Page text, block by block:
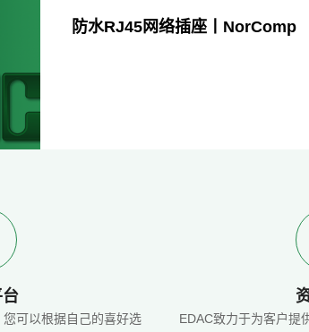
防水RJ45网络插座丨NorComp
可以根据自己的喜好选
EDAC致力于为客户提